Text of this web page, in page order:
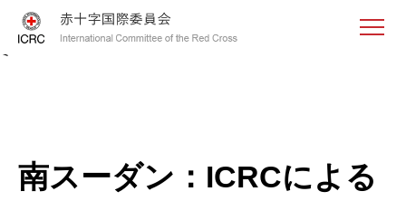
<
南スーダン：ICRCによる